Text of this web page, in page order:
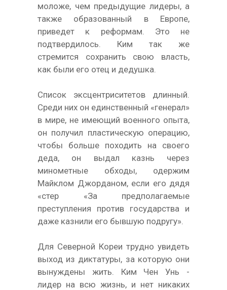
моложе, чем предыдущие лидеры, а
также образованный в Европе,
приведет к реформам. Это не
подтвердилось. Ким так же
стремится сохранить свою власть,
как были его отец и дедушка.
Список эксцентриситетов длинный.
Среди них он единственный «генерал»
в мире, не имеющий военного опыта,
он получил пластическую операцию,
чтобы больше походить на своего
деда, он выдал казнь через
минометные обходы, одержим
Майклом Джорданом, если его дядя
«стер «За предполагаемые
преступления против государства и
даже казнили его бывшую подругу».
Для Северной Кореи трудно увидеть
выход из диктатуры, за которую они
вынуждены жить. Ким Чен Унь -
лидер на всю жизнь, и нет никаких